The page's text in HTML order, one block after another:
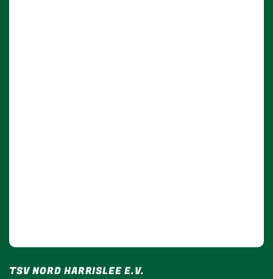
TSV NORD HARRISLEE E.V.